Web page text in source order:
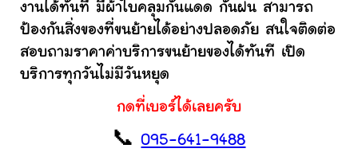
งานได้ทันที มีผ้าใบคลุมกันแดด กันฝน สามารถ
ป้องกันสิ่งของที่ขนย้ายได้อย่างปลอดภัย สนใจติดต่อ
สอบถามราคาค่าบริการขนย้ายของได้ทันที เปิด
บริการทุกวันไม่มีวันหยุด
กดที่เบอร์ได้เลยครับ
📞095-641-9488